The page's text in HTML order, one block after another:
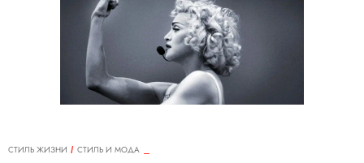
СТИЛЬ ЖИЗНИ
СТИЛЬ И МОДА